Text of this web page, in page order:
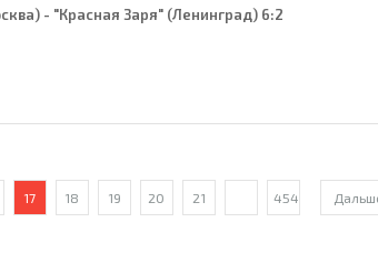
- "Красная Заря" (Ленинград) 6:2
17 18 19 20 21 454